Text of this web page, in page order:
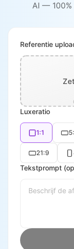
AI — 100%
Referentie
Luxeratio
1:1
21:9
Tekstprompt